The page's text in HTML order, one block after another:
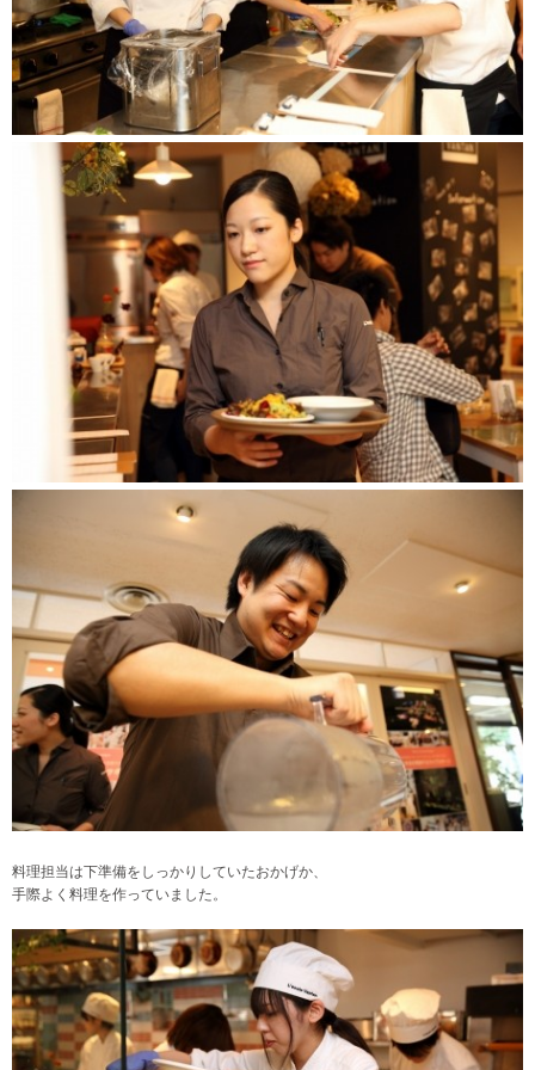
料理担当は下準備をしっかりしていたおかげか、
手際よく料理を作っていました。